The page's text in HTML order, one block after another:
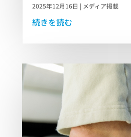
2025年12月16日 | メディア掲載
続きを読む